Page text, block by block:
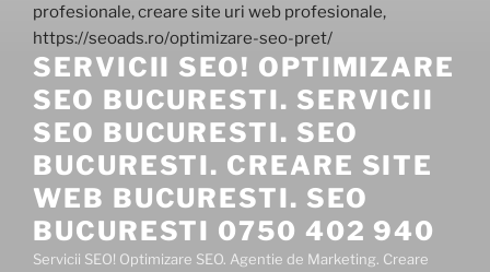
SERVICII SEO! OPTIMIZARE
SEO BUCURESTI. SERVICII
SEO BUCURESTI. SEO
BUCURESTI. CREARE SITE
WEB BUCURESTI. SEO
BUCURESTI 0750 402 940
Servicii SEO! Optimizare SEO. Agentie de Marketing. Creare